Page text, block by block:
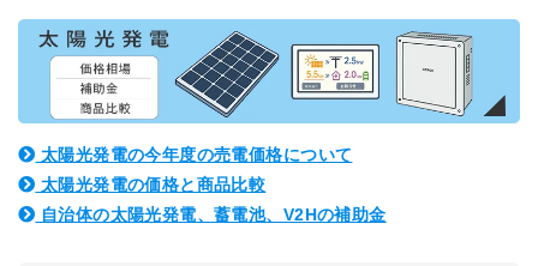
太陽光発電の今年度の売電価格について
太陽光発電の価格と商品比較
自治体の太陽光発電、蓄電池、V2Hの補助金
簡単30秒・完全無料 営業時間 10時 - 20時